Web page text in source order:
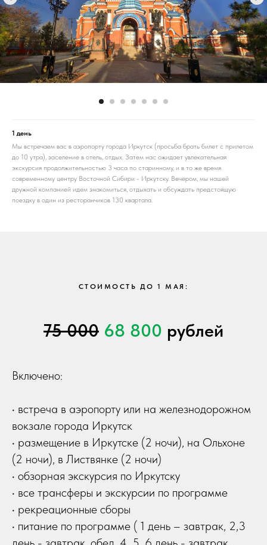
1 день
Мы встречаем вас в аэропорту города Иркутск (просьба брать билет с прилетом
до 10 утра), заселение в отель, отдых. Затем нас ожидает увлекательная
экскурсия продолжительностью 3 часа по старинному, и в то же время
современному центру Восточной Сибири - Иркутску. Вечером, мы нашей
дружной компанией идем знакомиться, отдыхать и обсуждать предстоящую
поездку в один из ресторанчиков 130 квартала.
СТОИМОСТЬ ДО 1 МАЯ:
75 000 68 800 рублей
Включено:
• встреча в аэропорту или на железнодорожном
вокзале города Иркутск
• размещение в Иркутске (2 ночи), на Ольхоне
(2 ночи), в Листвянке (2 ночи)
• обзорная экскурсия по Иркутску
• все трансферы и экскурсии по программе
• рекреационные сборы
• питание по программе ( 1 день – завтрак, 2,3